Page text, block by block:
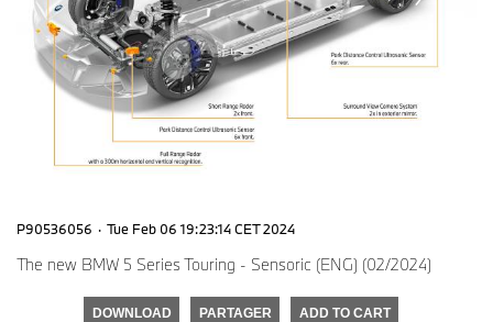
P90536056 · Tue Feb 06 19:23:14 CET 2024
The new BMW 5 Series Touring - Sensoric (ENG) (02/2024)
DOWNLOAD PARTAGER ADD TO CART